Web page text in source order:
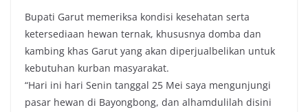
Bupati Garut memeriksa kondisi kesehatan serta
ketersediaan hewan ternak, khususnya domba dan
kambing khas Garut yang akan diperjualbelikan untuk
kebutuhan kurban masyarakat.
“Hari ini hari Senin tanggal 25 Mei saya mengunjungi
pasar hewan di Bayongbong, dan alhamdulilah disini